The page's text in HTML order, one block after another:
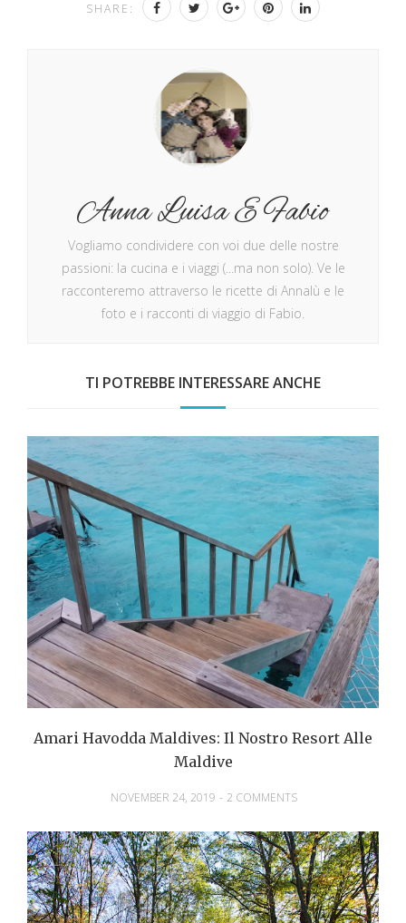
SHARE:
Anna Luisa E Fabio
Vogliamo condividere con voi due delle nostre
passioni: la cucina e i viaggi (...ma non solo). Ve le
racconteremo attraverso le ricette di Annalù e le
foto e i racconti di viaggio di Fabio.
TI POTREBBE INTERESSARE ANCHE
Amari Havodda Maldives: Il Nostro Resort Alle
Maldive
NOVEMBER 24, 2019 - 2 COMMENTS